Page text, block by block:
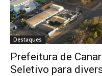
Destaques
Prefeitura de
Seletivo para